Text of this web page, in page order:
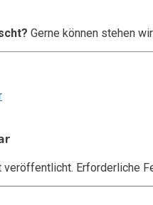
Gerne können stehen
veröffentlicht. Erforderliche